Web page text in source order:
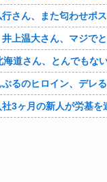
ぶるのヒロイン、デレる